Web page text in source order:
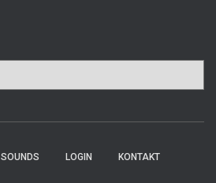
SOUNDS LOGIN KONTAKT